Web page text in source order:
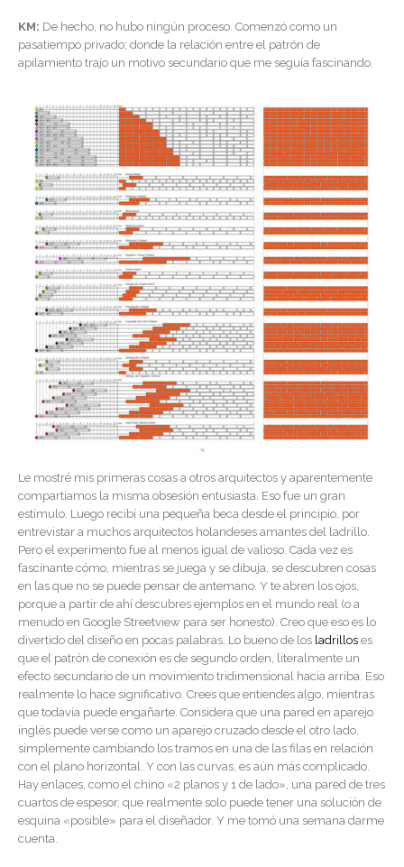
KM: De hecho, no hubo ningún proceso. Comenzó como un
pasatiempo privado; donde la relación entre el patrón de
apilamiento trajo un motivo secundario que me seguía fascinando.
Le mostré mis primeras cosas a otros arquitectos y aparentemente
compartíamos la misma obsesión entusiasta. Eso fue un gran
estímulo. Luego recibí una pequeña beca desde el principio, por
entrevistar a muchos arquitectos holandeses amantes del ladrillo.
Pero el experimento fue al menos igual de valioso. Cada vez es
fascinante cómo, mientras se juega y se dibuja, se descubren cosas
en las que no se puede pensar de antemano. Y te abren los ojos,
porque a partir de ahí descubres ejemplos en el mundo real (o a
menudo en Google Streetview para ser honesto). Creo que eso es lo
divertido del diseño en pocas palabras. Lo bueno de los ladrillos es
que el patrón de conexión es de segundo orden, literalmente un
efecto secundario de un movimiento tridimensional hacia arriba. Eso
realmente lo hace significativo. Crees que entiendes algo, mientras
que todavía puede engañarte. Considera que una pared en aparejo
inglés puede verse como un aparejo cruzado desde el otro lado,
simplemente cambiando los tramos en una de las filas en relación
con el plano horizontal. Y con las curvas, es aún más complicado.
Hay enlaces, como el chino «2 planos y 1 de lado», una pared de tres
cuartos de espesor, que realmente solo puede tener una solución de
esquina «posible» para el diseñador. Y me tomó una semana darme
cuenta.